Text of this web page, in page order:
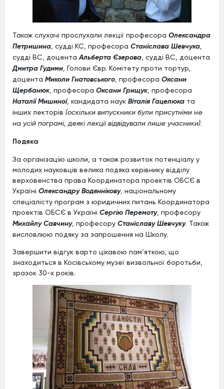
Також слухачі прослухали лекції професора Олександра
Петришина , судді КС, професора Станіслава Шевчука
судді ВС, доцента Альберта Єзерова , судді ВС, доцента
Дмитра Гудими , Голови Євр. Комітету проти тортур,
доцента Миколи Гнатовського , професора Оксани
Щербанюк, професора Оксани Грищук, професора
Наталії Мишиної, кандидата наук Віталія Гацелюка та
інших лекторів (оскільки випускники були присутніми не
на усій пограмі, деякі лекції відвідували лише учасники).
Подяка
За організацію школи, а також розвиток потенціалу у
молодих науковців велика подяка керівнику відділу
верховенства права Координатора проектів ОБСЄ в
Україні Олександру Водяннікову, національному
спеціалісту програм з юридичних питань Координатора
проектів ОБСЄ в Україні Сергію Перемоту, професору
Михайлу Савчину, професору Станіславу Шевчуку. Також
висловлюю подяку за запрошення на Школу.
Завершити відгук варто цікавою пам’яткою, що
знаходиться в Косівському музеї визвольної боротьби,
зразок 30-х років.